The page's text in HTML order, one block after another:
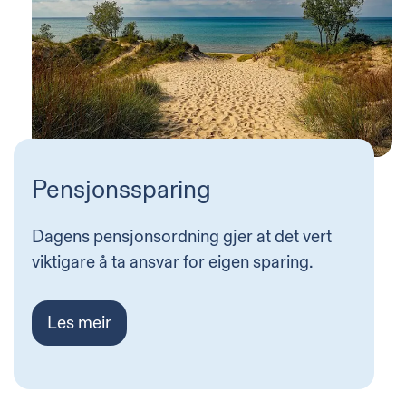
Pensjonssparing
Dagens pensjonsordning gjer at det vert
viktigare å ta ansvar for eigen sparing.
Les meir